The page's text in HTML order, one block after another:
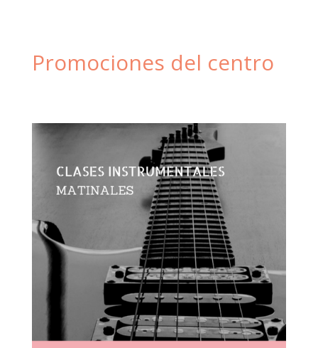
Promociones del centro